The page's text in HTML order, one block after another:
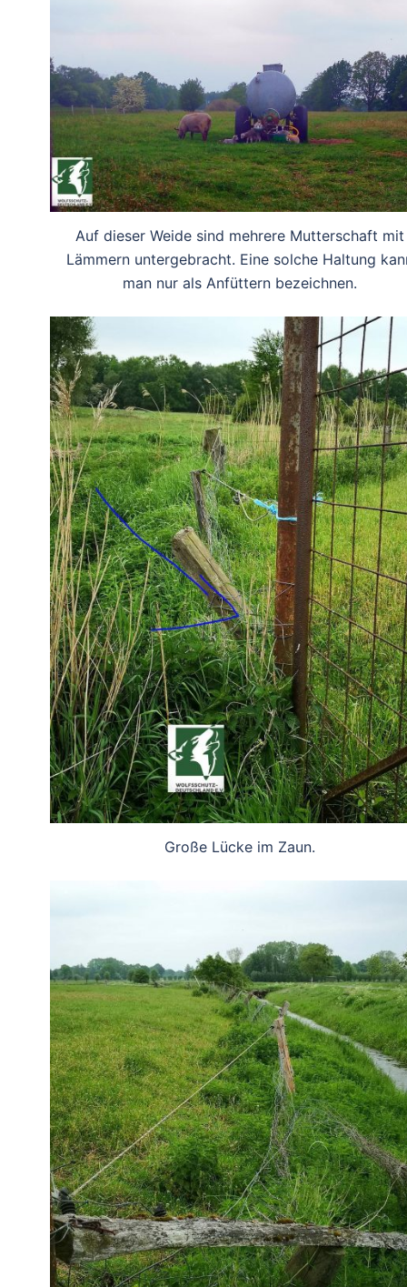
Auf dieser Weide sind mehrere Mutterschaft mit
Lämmern untergebracht. Eine solche Haltung
man nur als Anfüttern bezeichnen.
Große Lücke im Zaun.